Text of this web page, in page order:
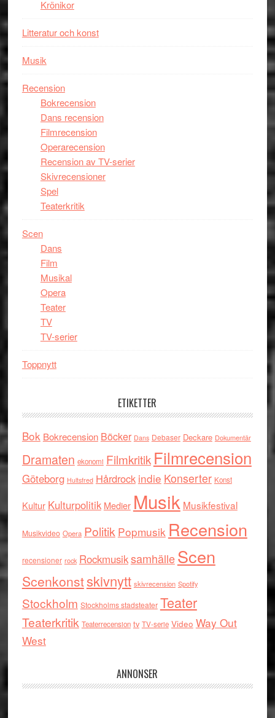
Krönikor
Litteratur och konst
Musik
Recension
Bokrecension
Dans recension
Filmrecension
Operarecension
Recension av TV-serier
Skivrecensioner
Spel
Teaterkritik
Scen
Dans
Film
Musikal
Opera
Teater
TV
TV-serier
Toppnytt
ETIKETTER
Bok Bokrecension Böcker Dans Debaser Deckare Dokumentär
Dramaten ekonomi Filmkritik Filmrecension
Göteborg Hultsfred Hårdrock indie Konserter Konst
Kultur Kulturpolitik Medier Musik Musikfestival
Musikvideo Opera Politik Popmusik Recension
recensioner rock RockmusiksamhälleScen
Scenkonstskivnytt skivrecension Spotify
Stockholm Stockholms stadsteater Teater
Teaterkritik Teaterrecension tv TV-serie Video Way Out
West
ANNONSER